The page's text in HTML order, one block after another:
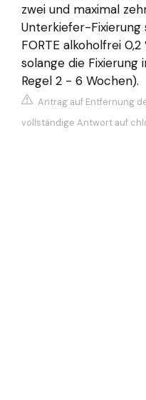
zwei und maximal
Unterkiefer-
FORTE alkoholfrei
solange die
Regel 2 - 6 Wochen).
Antrag auf Entfernung
vollständige Antwort auf